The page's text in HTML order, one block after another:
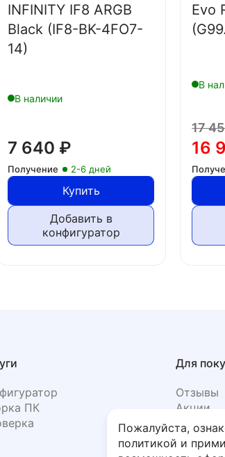
INFINITY IF8 ARGB
Black (IF8-BK-4FO7-
14)
В наличии
7 640 ₽
Получение 2-6 дней
Купить
Добавить в
конфигуратор
Evo
В
17
16
ПК
Для
Отзывы
Акции
Фото
Пожалуйста,
политикой и